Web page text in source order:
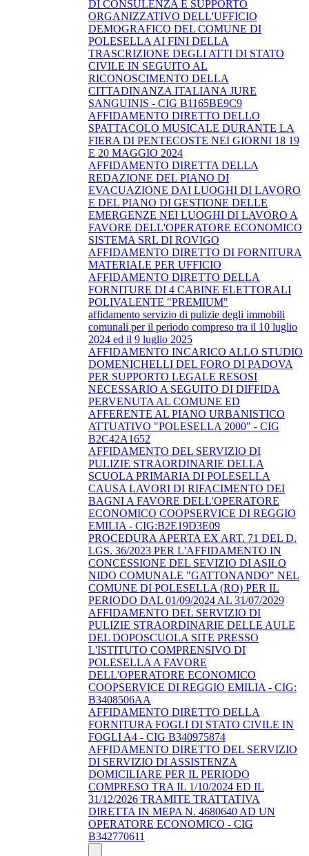
DI CONSULENZA E SUPPORTO
ORGANIZZATIVO DELL'UFFICIO
DEMOGRAFICO DEL COMUNE DI
POLESELLA AI FINI DELLA
TRASCRIZIONE DEGLI ATTI DI STATO
CIVILE IN SEGUITO AL
RICONOSCIMENTO DELLA
CITTADINANZA ITALIANA JURE
SANGUINIS - CIG B1165BE9C9
AFFIDAMENTO DIRETTO DELLO
SPATTACOLO MUSICALE DURANTE LA
FIERA DI PENTECOSTE NEI GIORNI 18 19
E 20 MAGGIO 2024
AFFIDAMENTO DIRETTA DELLA
REDAZIONE DEL PIANO DI
EVACUAZIONE DAI LUOGHI DI LAVORO
E DEL PIANO DI GESTIONE DELLE
EMERGENZE NEI LUOGHI DI LAVORO A
FAVORE DELL'OPERATORE ECONOMICO
SISTEMA SRL DI ROVIGO
AFFIDAMENTO DIRETTO DI FORNITURA
MATERIALE PER UFFICIO
AFFIDAMENTO DIRETTO DELLA
FORNITURE DI 4 CABINE ELETTORALI
POLIVALENTE "PREMIUM"
affidamento servizio di pulizie degli immobili
comunali per il periodo compreso tra il 10 luglio
2024 ed il 9 luglio 2025
AFFIDAMENTO INCARICO ALLO STUDIO
DOMENICHELLI DEL FORO DI PADOVA
PER SUPPORTO LEGALE RESOSI
NECESSARIO A SEGUITO DI DIFFIDA
PERVENUTA AL COMUNE ED
AFFERENTE AL PIANO URBANISTICO
ATTUATIVO "POLESELLA 2000" - CIG
B2C42A1652
AFFIDAMENTO DEL SERVIZIO DI
PULIZIE STRAORDINARIE DELLA
SCUOLA PRIMARIA DI POLESELLA
CAUSA LAVORI DI RIFACIMENTO DEI
BAGNI A FAVORE DELL'OPERATORE
ECONOMICO COOPSERVICE DI REGGIO
EMILIA - CIG:B2E19D3E09
PROCEDURA APERTA EX ART. 71 DEL D.
LGS. 36/2023 PER L'AFFIDAMENTO IN
CONCESSIONE DEL SEVIZIO DI ASILO
NIDO COMUNALE "GATTONANDO" NEL
COMUNE DI POLESELLA (RO) PER IL
PERIODO DAL 01/09/2024 AL 31/07/2029
AFFIDAMENTO DEL SERVIZIO DI
PULIZIE STRAORDINARIE DELLE AULE
DEL DOPOSCUOLA SITE PRESSO
L'ISTITUTO COMPRENSIVO DI
POLESELLA A FAVORE
DELL'OPERATORE ECONOMICO
COOPSERVICE DI REGGIO EMILIA - CIG:
B3408506AA
AFFIDAMENTO DIRETTO DELLA
FORNITURA FOGLI DI STATO CIVILE IN
FOGLI A4 - CIG B340975874
AFFIDAMENTO DIRETTO DEL SERVIZIO
DI SERVIZIO DI ASSISTENZA
DOMICILIARE PER IL PERIODO
COMPRESO TRA IL 1/10/2024 ED IL
31/12/2026 TRAMITE TRATTATIVA
DIRETTA IN MEPA N. 4680640 AD UN
OPERATORE ECONOMICO - CIG
B342770611